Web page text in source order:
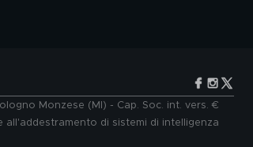
polizia"
Monzese (MI) - Cap. Soc. int. vers. €
di sistemi di intelligenza